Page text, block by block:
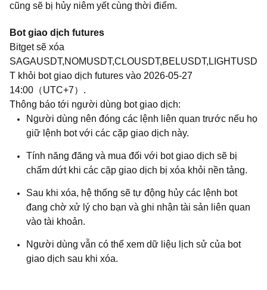
cũng sẽ bị hủy niêm yết cùng thời điểm.
Bot giao dịch futures
Bitget sẽ xóa
SAGAUSDT,NOMUSDT,CLOUSDT,BELUSDT,LIGHTUSD
T khỏi bot giao dịch futures vào 2026-05-27
14:00（UTC+7）.
Thông báo tới người dùng bot giao dịch:
Người dùng nên đóng các lệnh liên quan trước nếu họ
giữ lệnh bot với các cặp giao dịch này.
Tính năng đăng và mua đối với bot giao dịch sẽ bị
chấm dứt khi các cặp giao dịch bị xóa khỏi nền tảng.
Sau khi xóa, hệ thống sẽ tự động hủy các lệnh bot
đang chờ xử lý cho bạn và ghi nhận tài sản liên quan
vào tài khoản.
Người dùng vẫn có thể xem dữ liệu lịch sử của bot
giao dịch sau khi xóa.